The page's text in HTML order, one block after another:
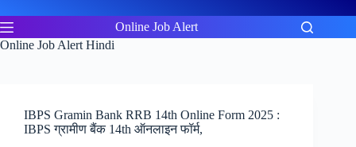
to
content
Online Job Alert
Online Job Alert Hindi
IBPS Gramin Bank RRB 14th Online Form 2025 :
IBPS ग्रामीण बैंक 14th ऑनलाइन फॉर्म,